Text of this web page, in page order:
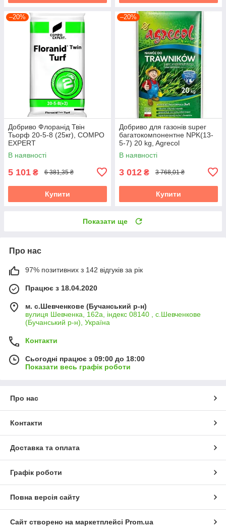
–20%
Добриво Флоранід Твін
Тьорф 20-5-8 (25кг), COMPO
EXPERT
В наявності
5 101 ₴ 6 381,35 ₴
Купити
–20%
Добриво для газонів super
багатокомпонентне NPK(13-
5-7) 20 kg, Agrecol
В наявності
3 012 ₴ 3 768,01 ₴
Купити
Показати ще
Про нас
97% позитивних з 142 відгуків за рік
Працює з 18.04.2020
м. с.Шевченкове (Бучанський р-н)
вулиця Шевченка, 162а, індекс 08140 , с.Шевченкове
(Бучанський р-н), Україна
Контакти
Сьогодні працює з 09:00 до 18:00
Показати весь графік роботи
Про нас
Контакти
Доставка та оплата
Графік роботи
Повна версія сайту
Сайт створено на маркетплейсі Prom.ua